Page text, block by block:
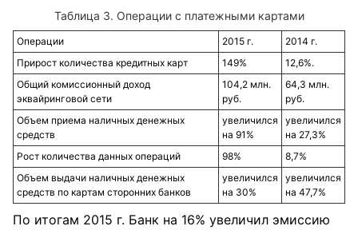
Таблица 3. Операции с платежными картами
Операции 2015 г.
2014 г.
Прирост количества кредитных карт
149%
12,6%.
Общий комиссионный доход
эквайринговой сети
104,2 млн.
руб.
64,3 млн.
руб.
Объем приема наличных денежных
средств
увеличился
на 91%
увеличился
на 27,3%
Рост количества данных операций
98%
8,7%
Объем выдачи наличных денежных
средств по картам сторонних банков
увеличился
на 30%
увеличился
на 47,7%
По итогам 2015 г. Банк на 16% увеличил эмиссию